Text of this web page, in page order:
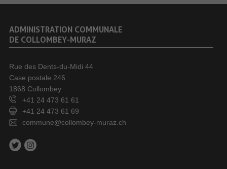
ADMINISTRATION COMMUNALE
DE COLLOMBEY-MURAZ
Rue des Dents-du-Midi 44
Case postale 246
1868 Collombey
+41 24 473 61 61
+41 24 473 61 69
commune@collombey-muraz.ch